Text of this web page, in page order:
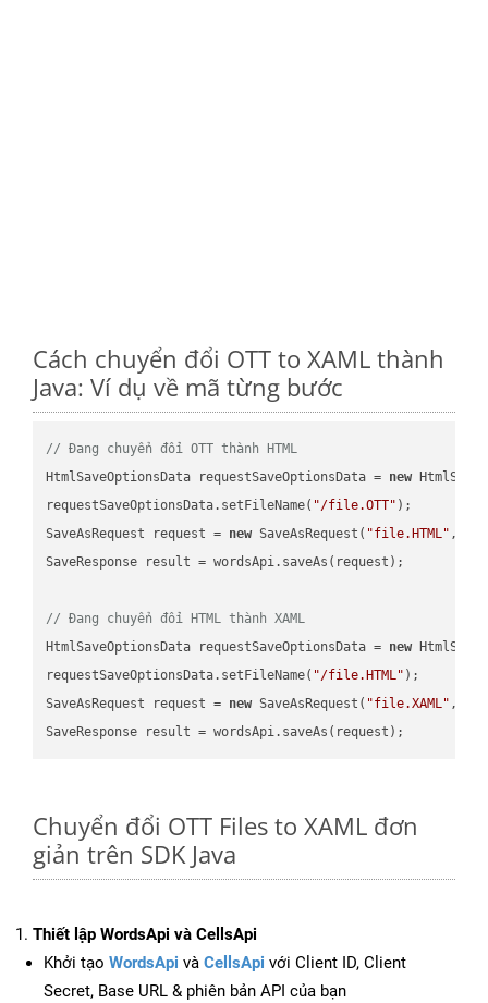
Cách chuyển đổi OTT to XAML thành
Java: Ví dụ về mã từng bước
// Đang chuyển đổi OTT thành HTML
HtmlSaveOptionsData requestSaveOptionsData = new
requestSaveOptionsData.setFileName( "/file.OTT" );
SaveAsRequest request = new SaveAsRequest( "file.HTML"
SaveResponse result = wordsApi.saveAs(request);
// Đang chuyển đổi HTML thành XAML
HtmlSaveOptionsData requestSaveOptionsData = new
requestSaveOptionsData.setFileName( "/file.HTML" );
SaveAsRequest request = new SaveAsRequest( "file.XAML"
Chuyển đổi OTT Files to XAML đơn
giản trên SDK Java
Thiết lập WordsApi và CellsApi
Khởi tạo WordsApi và CellsApi với Client ID, Client
Secret, Base URL & phiên bản API của bạn